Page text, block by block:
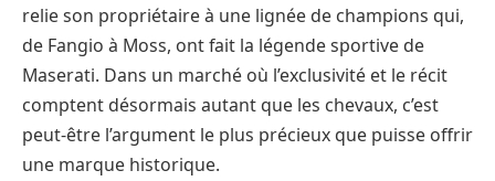
relie son propriétaire à une lignée de champions qui,
de Fangio à Moss, ont fait la légende sportive de
Maserati. Dans un marché où l’exclusivité et le récit
comptent désormais autant que les chevaux, c’est
peut-être l’argument le plus précieux que puisse offrir
une marque historique.